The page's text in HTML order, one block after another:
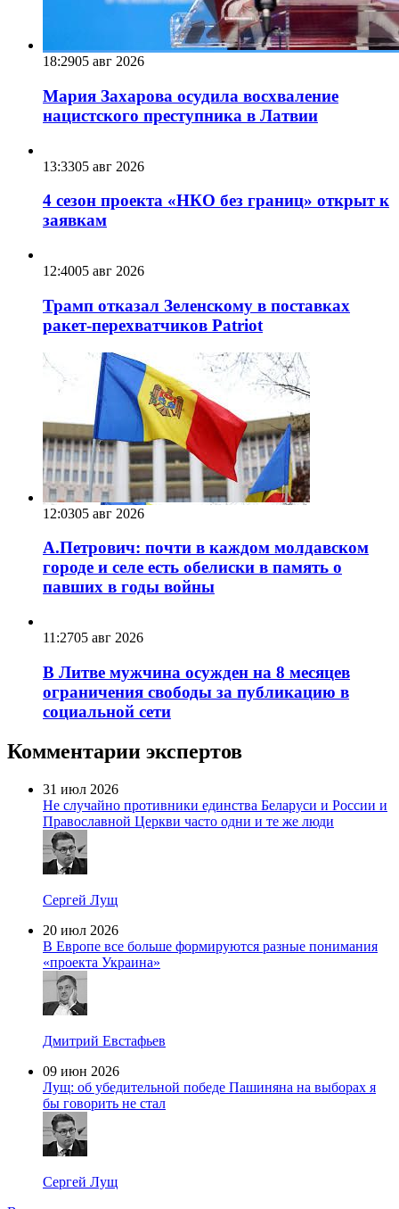
18:2905 авг 2026
Мария Захарова осудила восхваление
нацистского преступника в Латвии
13:3305 авг 2026
4 сезон проекта «НКО без границ» открыт к
заявкам
12:4005 авг 2026
Трамп отказал Зеленскому в поставках
ракет-перехватчиков Patriot
12:0305 авг 2026
А.Петрович: почти в каждом молдавском
городе и селе есть обелиски в память о
павших в годы войны
11:2705 авг 2026
В Литве мужчина осужден на 8 месяцев
ограничения свободы за публикацию в
социальной сети
Комментарии экспертов
31 июл 2026
Не случайно противники единства Беларуси и России и
Православной Церкви часто одни и те же люди
Сергей Лущ
20 июл 2026
В Европе все больше формируются разные понимания
«проекта Украина»
Дмитрий Евстафьев
09 июн 2026
Лущ: об убедительной победе Пашиняна на выборах я
бы говорить не стал
Сергей Лущ